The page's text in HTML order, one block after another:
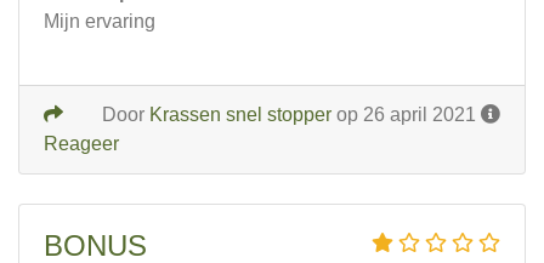
Mijn ervaring
Door Krassen snel stopper op 26 april 2021
Reageer
BONUS